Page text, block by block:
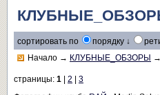
сортировать по порядку ↓
Начало → КЛУБНЫЕ_ОБЗОРЫ →
страницы: 1 2
3